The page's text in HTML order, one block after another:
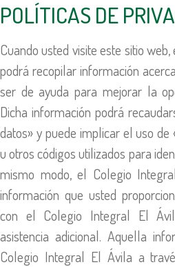
POLÍTICAS DE
Cuando usted visite este sitio
podrá recopilar información
ser de ayuda para mejorar la
Dicha información podrá
datos» y puede implicar el uso de
u otros códigos utilizados para
mismo modo, el Colegio
información que usted
con el Colegio Integral El
asistencia adicional. Aquella
Colegio Integral El Ávila a